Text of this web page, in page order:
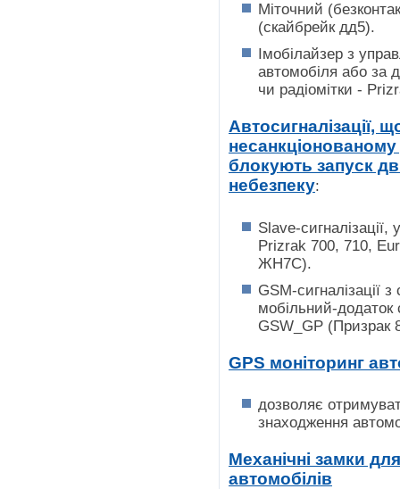
Міточний
(скайбрейк дд5).
Імобілайзер з
автомобіля або за
чи радіомітки -
Автосигналізації,
блокують запуск
небезпеку:
Slave-
Prizrak 700, 710,
ЖН7С).
GSM-сигналізації
мобільний-
GSW_GP
GPS моніторинг
дозволяє
знаходження
Механічні замки
автомобілів